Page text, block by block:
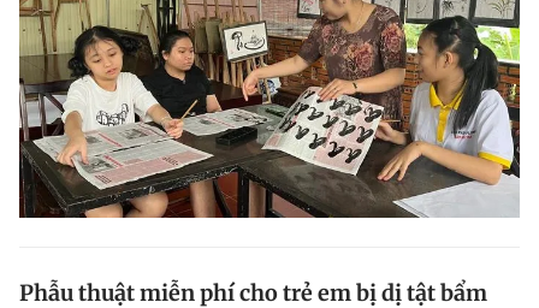
Phẫu thuật miễn phí cho trẻ em bị dị tật bẩm